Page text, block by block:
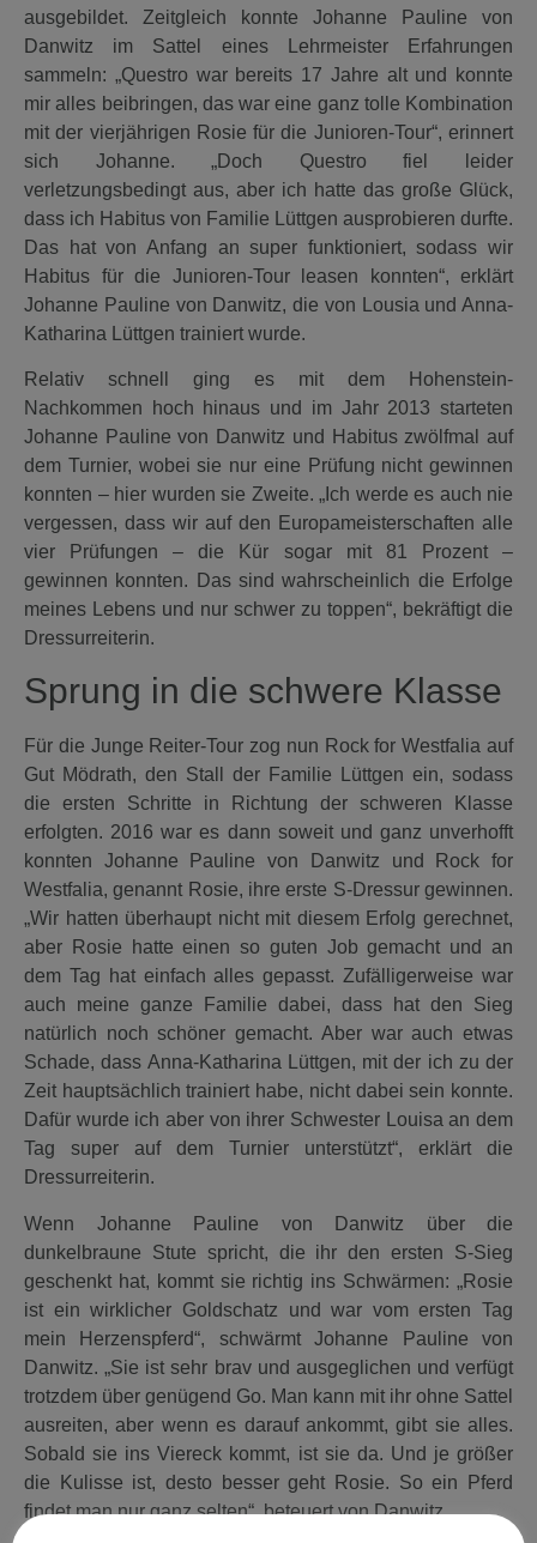
ausgebildet. Zeitgleich konnte Johanne Pauline von
Danwitz im Sattel eines Lehrmeister Erfahrungen
sammeln: „Questro war bereits 17 Jahre alt und konnte
mir alles beibringen, das war eine ganz tolle Kombination
mit der vierjährigen Rosie für die Junioren-Tour“, erinnert
sich Johanne. „Doch Questro fiel leider
verletzungsbedingt aus, aber ich hatte das große Glück,
dass ich Habitus von Familie Lüttgen ausprobieren durfte.
Das hat von Anfang an super funktioniert, sodass wir
Habitus für die Junioren-Tour leasen konnten“, erklärt
Johanne Pauline von Danwitz, die von Lousia und Anna-
Katharina Lüttgen trainiert wurde.
Relativ schnell ging es mit dem Hohenstein-
Nachkommen hoch hinaus und im Jahr 2013 starteten
Johanne Pauline von Danwitz und Habitus zwölfmal auf
dem Turnier, wobei sie nur eine Prüfung nicht gewinnen
konnten – hier wurden sie Zweite. „Ich werde es auch nie
vergessen, dass wir auf den Europameisterschaften alle
vier Prüfungen – die Kür sogar mit 81 Prozent –
gewinnen konnten. Das sind wahrscheinlich die Erfolge
meines Lebens und nur schwer zu toppen“, bekräftigt die
Dressurreiterin.
Sprung in die schwere Klasse
Für die Junge Reiter-Tour zog nun Rock for Westfalia auf
Gut Mödrath, den Stall der Familie Lüttgen ein, sodass
die ersten Schritte in Richtung der schweren Klasse
erfolgten. 2016 war es dann soweit und ganz unverhofft
konnten Johanne Pauline von Danwitz und Rock for
Westfalia, genannt Rosie, ihre erste S-Dressur gewinnen.
„Wir hatten überhaupt nicht mit diesem Erfolg gerechnet,
aber Rosie hatte einen so guten Job gemacht und an
dem Tag hat einfach alles gepasst. Zufälligerweise war
auch meine ganze Familie dabei, dass hat den Sieg
natürlich noch schöner gemacht. Aber war auch etwas
Schade, dass Anna-Katharina Lüttgen, mit der ich zu der
Zeit hauptsächlich trainiert habe, nicht dabei sein konnte.
Dafür wurde ich aber von ihrer Schwester Louisa an dem
Tag super auf dem Turnier unterstützt“, erklärt die
Dressurreiterin.
Wenn Johanne Pauline von Danwitz über die
dunkelbraune Stute spricht, die ihr den ersten S-Sieg
geschenkt hat, kommt sie richtig ins Schwärmen: „Rosie
ist ein wirklicher Goldschatz und war vom ersten Tag
mein Herzenspferd“, schwärmt Johanne Pauline von
Danwitz. „Sie ist sehr brav und ausgeglichen und verfügt
trotzdem über genügend Go. Man kann mit ihr ohne Sattel
ausreiten, aber wenn es darauf ankommt, gibt sie alles.
Sobald sie ins Viereck kommt, ist sie da. Und je größer
die Kulisse ist, desto besser geht Rosie. So ein Pferd
findet man nur ganz selten“, beteuert von Danwitz.